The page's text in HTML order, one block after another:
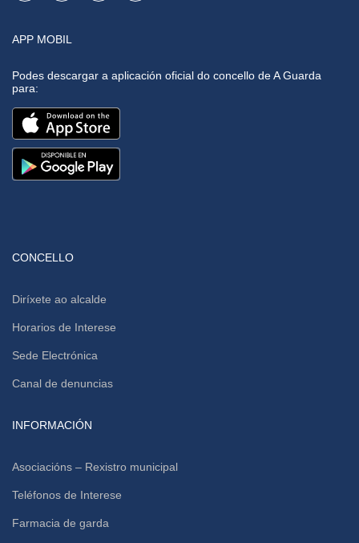
APP MOBIL
Podes descargar a aplicación oficial do concello de A Guarda
para:
CONCELLO
Diríxete ao alcalde
Horarios de Interese
Sede Electrónica
Canal de denuncias
INFORMACIÓN
Asociacións – Rexistro municipal
Teléfonos de Interese
Farmacia de garda